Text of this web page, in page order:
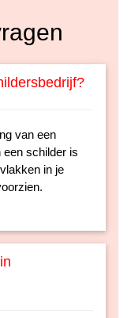
van een
een schilder is
in je